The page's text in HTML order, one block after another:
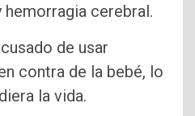
cerebral.
de usar
contra de la bebé, lo
la vida.